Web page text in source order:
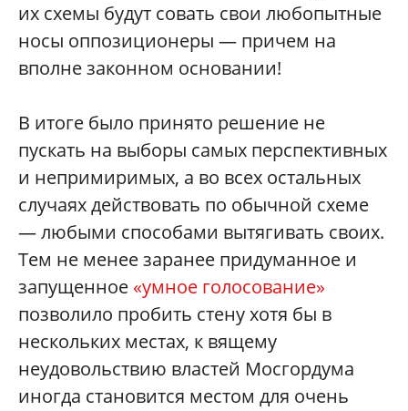
их схемы будут совать свои любопытные
носы оппозиционеры — причем на
вполне законном основании!
В итоге было принято решение не
пускать на выборы самых перспективных
и непримиримых, а во всех остальных
случаях действовать по обычной схеме
— любыми способами вытягивать своих.
Тем не менее заранее придуманное и
запущенное «умное голосование»
позволило пробить стену хотя бы в
нескольких местах, к вящему
неудовольствию властей Мосгордума
иногда становится местом для очень